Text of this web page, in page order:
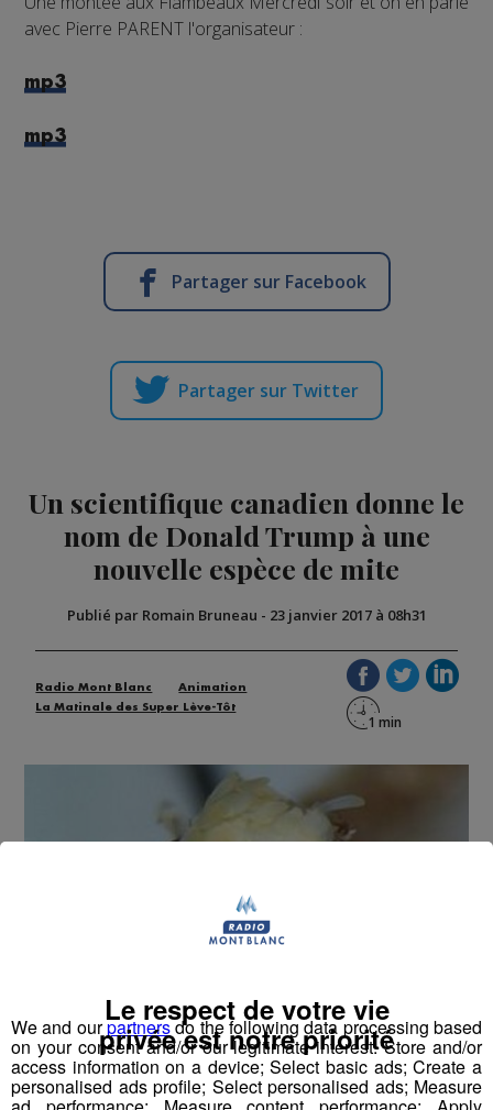
avec Pierre PARENT l'organisateur :
mp3
mp3
Partager sur Facebook
Partager sur Twitter
Un scientifique canadien donne le
nom de Donald Trump à une
nouvelle espèce de mite
Publié par Romain Bruneau - 23 janvier 2017 à 08h31
Radio Mont Blanc
Animation
La Matinale des Super Lève-Tôt
Le biologiste Vazrick Nazari a expliqué que l’idée lui était
venue en voyant les écailles jaunes sur la tête de
l’insecte qui lui rappellent la coiffure du président
We and ourpartnersdo the following data processing based
on your consent and/or our legitimate interest: Store and/or
access information on a device; Select basic ads; Create a
personalised ads profile; Select personalised ads; Measure
Le respect de votre vie
privée est notre priorité